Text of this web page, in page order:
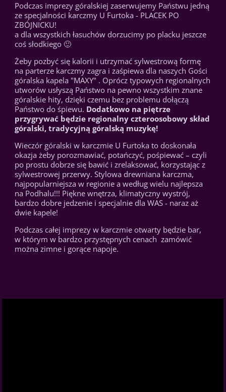
Podczas imprezy góralskiej zaserwujemy Państwu jedną
ze specjalności karczmy U Furtoka - PLACEK PO
ZBÓJNICKU!
a dla wszystkich łasuchów dorzucimy po placku jeszcze
coś słodkiego 🙂
Żeby pozbyć się kalorii i utrzymać sylwestrową formę
na parterze karczmy zagra i zaśpiewa dla naszych Gości
góralska kapela "MAXY" . Oprócz typowych regionalnych
utworów usłyszą Państwo na pewno wszystkim znane
góralskie hity, dzięki czemu bez problemu dołączą
Państwo do śpiewu. Dodatkowo na piętrze
przygrywać będzie regionalny czteroosobowy skład
góralski, tradycyjną góralską muzykę!
Wieczór góralski w karczmie U Furtoka to doskonała
okazja żeby porozmawiać, potańczyć, pośpiewać – czyli
po prostu dobrze się bawić i zrelaksować, korzystając z
sylwestrowej przerwy. Stylowa drewniana karczma,
najpopularniejsza w regionie a według wielu najlepsza
na Podhalu!!! Piękne wnętrza, klimatyczny wystrój,
bardzo dobre jedzenie i specjalnie dla WAS - naraz aż
dwie kapele!
Podczas całej imprezy w karczmie otwarty będzie bar,
w którym w bardzo przystępnych cenach zamówić
można zimne i gorące napoje.